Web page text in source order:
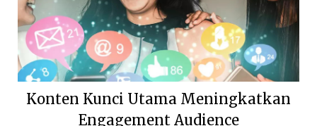
Konten Kunci Utama Meningkatkan
Engagement Audience